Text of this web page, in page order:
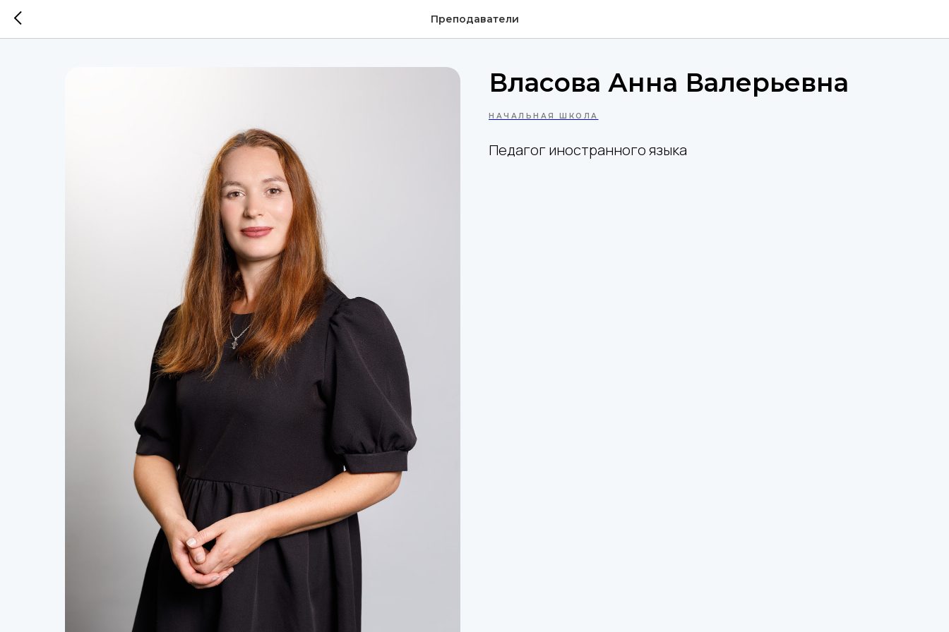
Преподаватели
Власова Анна Валерьевна
НАЧАЛЬНАЯ ШКОЛА
Педагог иностранного языка